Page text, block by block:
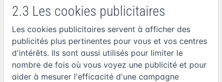
2.3 Les cookies publicitaires
Les cookies publicitaires servent à afficher des
publicités plus pertinentes pour vous et vos centres
d'intérêts. Ils sont aussi utilisés pour limiter le
nombre de fois où vous voyez une publicité et pour
aider à mesurer l'efficacité d'une campagne